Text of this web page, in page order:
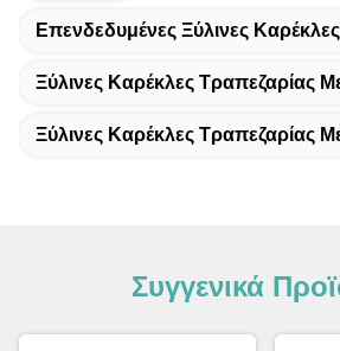
Επενδεδυμένες Ξύλινες
Ξύλινες Καρέκλες Τραπεζαρίας
Ξύλινες Καρέκλες Τραπεζαρίας
Συγγενικά